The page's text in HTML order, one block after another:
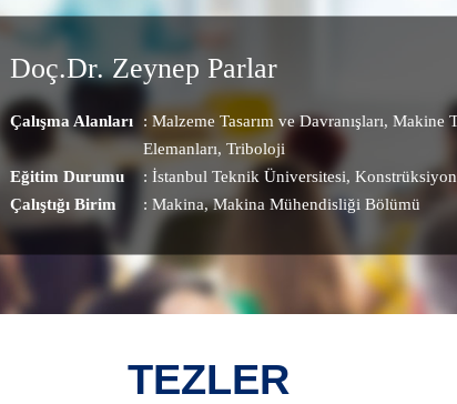
Doç.Dr. Zeynep Parlar
Çalışma Alanları : Malzeme Tasarım ve Davranışları, Makine
Elemanları, Triboloji
Eğitim Durumu
: İstanbul Teknik Üniversitesi,
Çalıştığı Birim
: Makina, Makina Mühendisliği Bölümü
TEZLER